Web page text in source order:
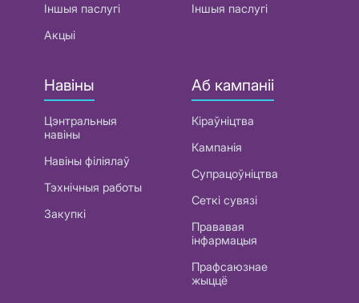
Іншыя паслугі
Акцыі
Іншыя паслугі
Навіны
Цэнтральныя
навіны
Навіны філіялаў
Тэхнічныя работы
Закупкі
Аб кампаніі
Кіраўніцтва
Кампанія
Супрацоўніцтва
Сеткі сувязі
Прававая
інфармацыя
Прафсаюзнае
жыццё